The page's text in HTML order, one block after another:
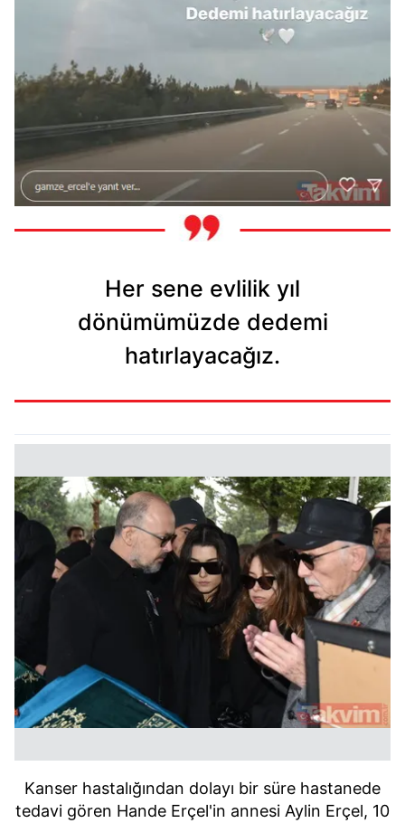
Her sene evlilik yıl
dönümümüzde dedemi
hatırlayacağız.
Kanser hastalığından dolayı bir süre hastanede
tedavi gören Hande Erçel'in annesi Aylin Erçel, 10